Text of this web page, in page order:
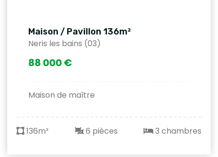
Maison / Pavillon 136m²
Neris les bains (03)
88 000 €
Maison de maître
136m² 6 pièces 3 chambres